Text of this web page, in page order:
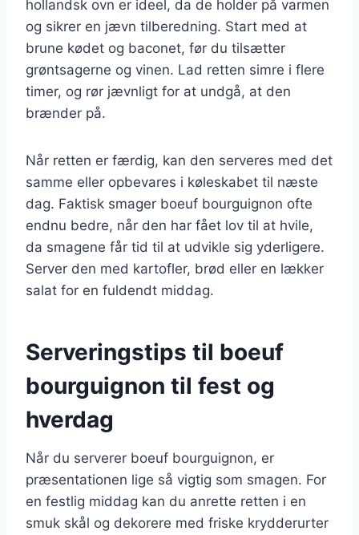
hollandsk ovn er ideel, da de holder på varmen
og sikrer en jævn tilberedning. Start med at
brune kødet og baconet, før du tilsætter
grøntsagerne og vinen. Lad retten simre i flere
timer, og rør jævnligt for at undgå, at den
brænder på.
Når retten er færdig, kan den serveres med det
samme eller opbevares i køleskabet til næste
dag. Faktisk smager boeuf bourguignon ofte
endnu bedre, når den har fået lov til at hvile,
da smagene får tid til at udvikle sig yderligere.
Server den med kartofler, brød eller en lækker
salat for en fuldendt middag.
Serveringstips til boeuf
bourguignon til fest og
hverdag
Når du serverer boeuf bourguignon, er
præsentationen lige så vigtig som smagen. For
en festlig middag kan du anrette retten i en
smuk skål og dekorere med friske krydderurter